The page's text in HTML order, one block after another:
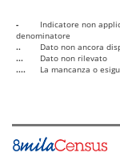
-
Indicatore non
denominatore
..
Dato non ancora
...
Dato non rilevato
....
La mancanza o